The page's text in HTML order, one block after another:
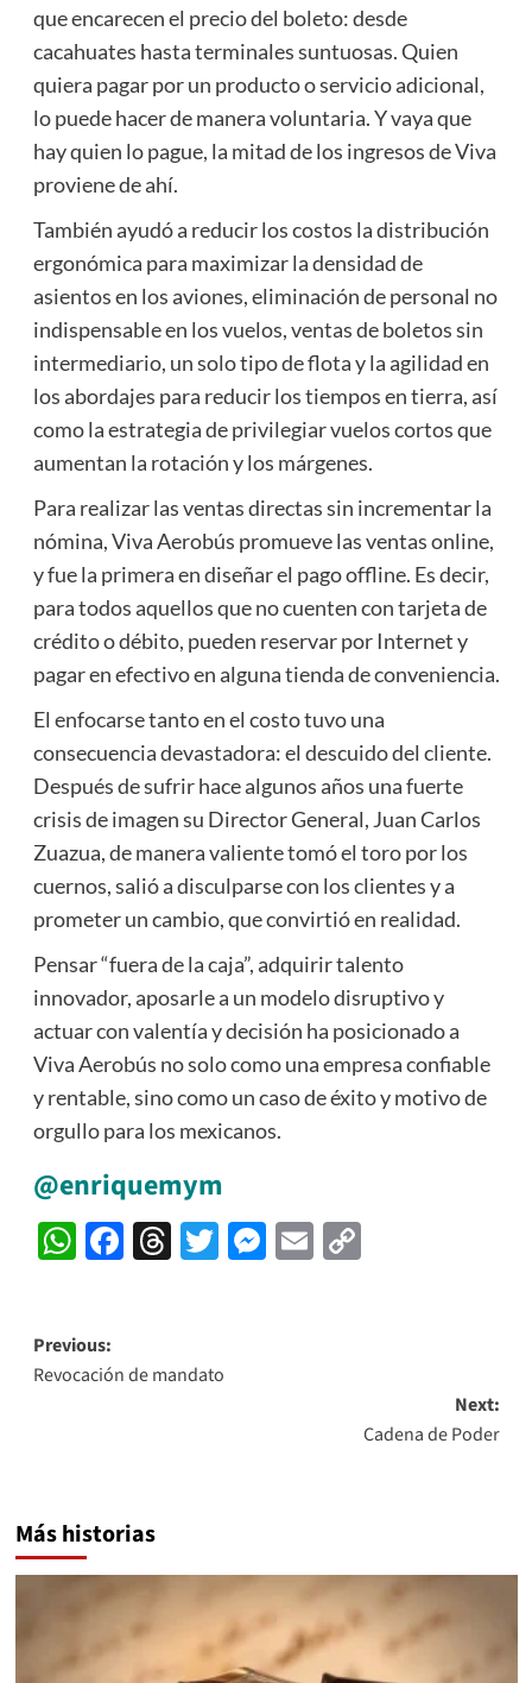
que encarecen el precio del boleto: desde
cacahuates hasta terminales suntuosas. Quien
quiera pagar por un producto o servicio adicional,
lo puede hacer de manera voluntaria. Y vaya que
hay quien lo pague, la mitad de los ingresos de Viva
proviene de ahí.
También ayudó a reducir los costos la distribución
ergonómica para maximizar la densidad de
asientos en los aviones, eliminación de personal no
indispensable en los vuelos, ventas de boletos sin
intermediario, un solo tipo de flota y la agilidad en
los abordajes para reducir los tiempos en tierra, así
como la estrategia de privilegiar vuelos cortos que
aumentan la rotación y los márgenes.
Para realizar las ventas directas sin incrementar la
nómina, Viva Aerobús promueve las ventas online,
y fue la primera en diseñar el pago offline. Es decir,
para todos aquellos que no cuenten con tarjeta de
crédito o débito, pueden reservar por Internet y
pagar en efectivo en alguna tienda de conveniencia.
El enfocarse tanto en el costo tuvo una
consecuencia devastadora: el descuido del cliente.
Después de sufrir hace algunos años una fuerte
crisis de imagen su Director General, Juan Carlos
Zuazua, de manera valiente tomó el toro por los
cuernos, salió a disculparse con los clientes y a
prometer un cambio, que convirtió en realidad.
Pensar “fuera de la caja”, adquirir talento
innovador, aposarle a un modelo disruptivo y
actuar con valentía y decisión ha posicionado a
Viva Aerobús no solo como una empresa confiable
y rentable, sino como un caso de éxito y motivo de
orgullo para los mexicanos.
@enriquemym
WhatsApp
Facebook
Threads
Twitter
Messenger
EmailCopy
Post
navigation
Previous:
Revocación de mandato
Next:
Cadena de Poder
Más historias